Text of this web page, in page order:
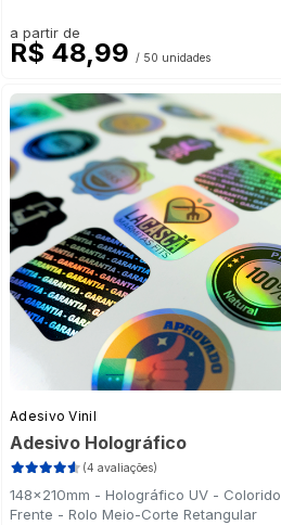
a partir de
R$ 48,99 / 50 unidades
Adesivo Vinil
Adesivo Holográfico
(4 avaliações)
148x210mm - Holográfico UV - Colorido
Frente - Rolo Meio-Corte Retangular